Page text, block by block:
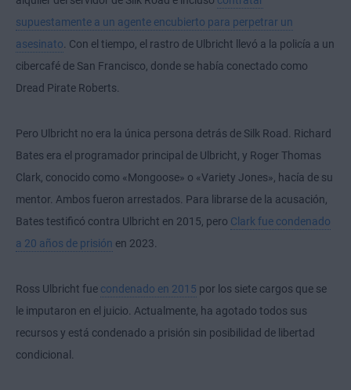
supuestamente a un agente encubierto para perpetrar un
asesinato. Con el tiempo, el rastro de Ulbricht llevó a la policía a un
cibercafé de San Francisco, donde se había conectado como
Dread Pirate Roberts.
Pero Ulbricht no era la única persona detrás de Silk Road. Richard
Bates era el programador principal de Ulbricht, y Roger Thomas
Clark, conocido como «Mongoose» o «Variety Jones», hacía de su
mentor. Ambos fueron arrestados. Para librarse de la acusación,
Bates testificó contra Ulbricht en 2015, pero Clark fue condenado
a 20 años de prisión en 2023.
Ross Ulbricht fue condenado en 2015 por los siete cargos que se
le imputaron en el juicio. Actualmente, ha agotado todos sus
recursos y está condenado a prisión sin posibilidad de libertad
condicional.